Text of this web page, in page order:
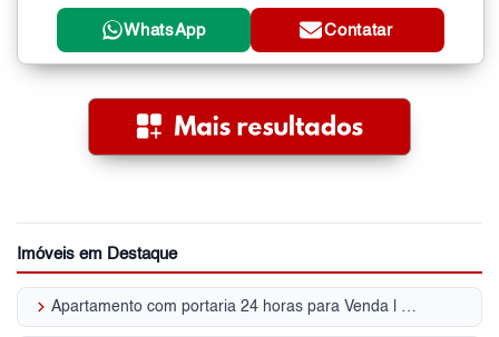
WhatsApp Contatar
Imóveis em Destaque
keyboard_arrow_right Apartamento com portaria 24 horas para Venda | Artur Alvim